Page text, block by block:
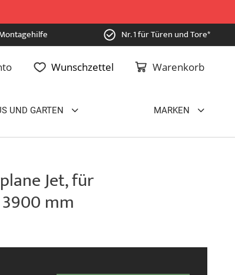
Nr. 1 für Türen und Tore*
Warenkorb
Wunschzettel
UND GARTEN MARKEN
Jet, für
mm